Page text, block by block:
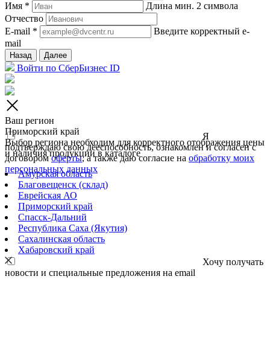
Имя *
Длина мин. 2 символа
Отчество
E-mail *
Введите корректный e-
mail
Я
подтверждаю свою дееспособность, ознакомлен и согласен с
договоромоферты, а также даю согласие на обработку моих
персональных данных
Хочу получать
новости и специальные предложения на email
Назад Далее
Войти по СберБизнес ID
Ваш регион
Приморский край
Выбор региона необходим для корректного отображения цены
и наличия продукции в каталоге
Амурская область
Благовещенск (склад)
Еврейская АО
Приморский край
Спасск-Дальний
Республика Саха (Якутия)
Сахалинская область
Хабаровский край